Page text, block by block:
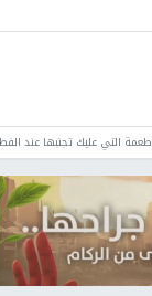
التي عليك تجنبها عند